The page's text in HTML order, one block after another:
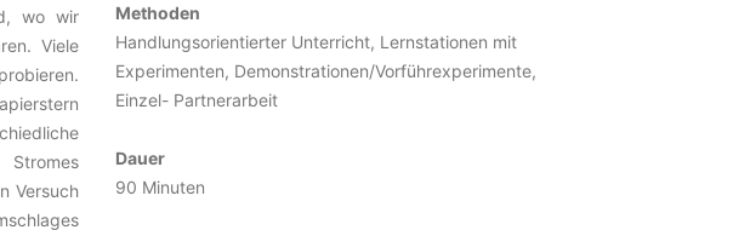
wo wir
Viele
Versuch
Methoden
Handlungsorientierter Unterricht, Lernstationen mit
Experimenten, Demonstrationen/Vorführexperimente,
Einzel- Partnerarbeit
Dauer
90 Minuten